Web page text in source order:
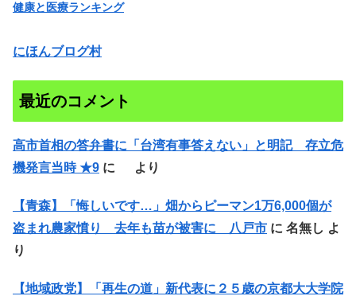
健康と医療ランキング
にほんブログ村
最近のコメント
高市首相の答弁書に「台湾有事答えない」と明記 存立危
機発言当時 ★9 に より
【青森】「悔しいです…」畑からピーマン1万6,000個が
盗まれ農家憤り 去年も苗が被害に 八戸市 に 名無し よ
り
【地域政党】「再生の道」新代表に２５歳の京都大大学院